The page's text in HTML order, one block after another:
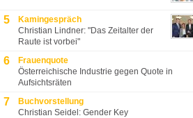
Kamingespräch
Christian Lindner: "Das Zeitalter der
Raute ist vorbei"
5
Frauenquote
Österreichische Industrie gegen Quote in
Aufsichtsräten
6
Buchvorstellung
Christian Seidel: Gender Key
7